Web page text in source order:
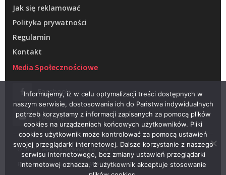
Jak się reklamować
Polityka prywatności
Regulamin
Kontakt
Media Społecznościowe
Facebook
Youtube
© 2022 – Telewizja Regionalna w Żarach
Projektowanie stron WWW –RAGACOM
Informujemy, iż w celu optymalizacji treści dostępnych w
naszym serwisie, dostosowania ich do Państwa indywidualnych
potrzeb korzystamy z informacji zapisanych za pomocą plików
cookies na urządzeniach końcowych użytkowników. Pliki
cookies użytkownik może kontrolować za pomocą ustawień
swojej przeglądarki internetowej. Dalsze korzystanie z naszego
serwisu internetowego, bez zmiany ustawień przeglądarki
internetowej oznacza, iż użytkownik akceptuje stosowanie